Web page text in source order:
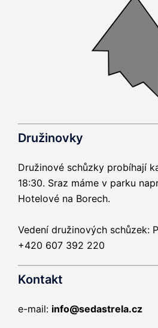
Družinovky
Družinové schůzky probíhají
18:30. Sraz máme v parku
Hotelové na Borech.
Vedení družinových schůzek:
+420 607 392 220
Kontakt
e-mail: info@sedastrela.cz